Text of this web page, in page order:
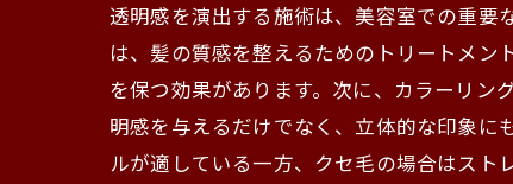
透明感を演出する施術は、美容室での重要
は、髪の質感を整えるためのトリートメン
を保つ効果があります。次に、カラーリン
明感を与えるだけでなく、立体的な印象に
ルが適している一方、クセ毛の場合はスト